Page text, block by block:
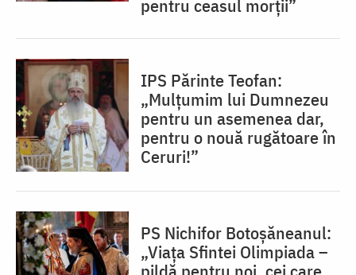
pentru ceasul morții”
IPS Părinte Teofan:
„Mulțumim lui Dumnezeu
pentru un asemenea dar,
pentru o nouă rugătoare în
Ceruri!”
PS Nichifor Botoșăneanul:
„Viața Sfintei Olimpiada –